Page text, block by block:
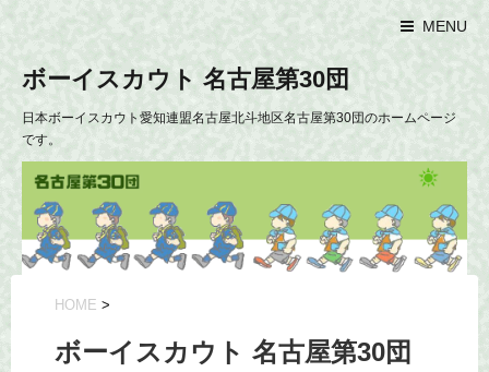
MENU
ボーイスカウト 名古屋第30団
日本ボーイスカウト愛知連盟名古屋北斗地区名古屋第30団のホームページ
です。
HOME >
ボーイスカウト 名古屋第30団